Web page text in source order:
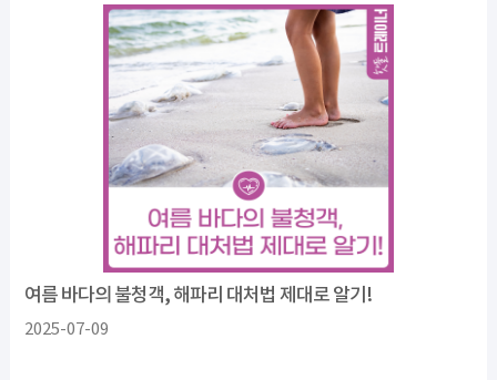
여름 바다의 불청객, 해파리 대처법 제대로 알기!
2025-07-09